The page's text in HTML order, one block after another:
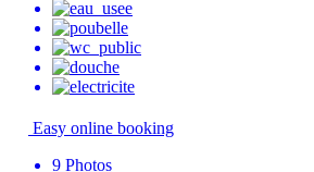
Easy online booking
9 Photos